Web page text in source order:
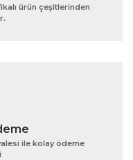
ürün çeşitlerinden
ile kolay ödeme